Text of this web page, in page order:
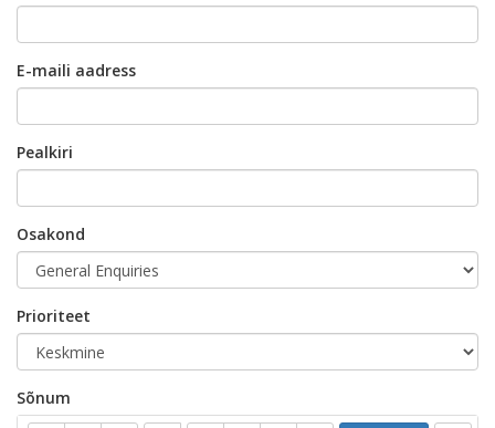
E-maili aadress
Pealkiri
Osakond
Prioriteet
Sõnum